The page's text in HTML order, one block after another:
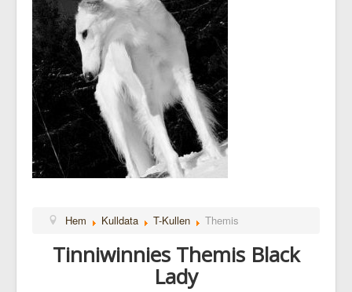
Hem Kulldata T-Kullen Themis
Tinniwinnies Themis Black
Lady